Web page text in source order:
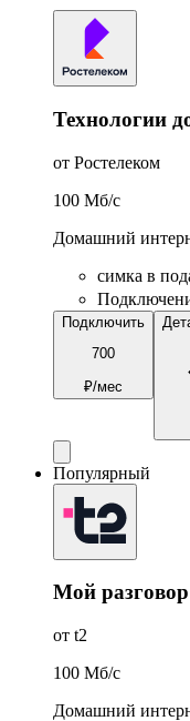
Технологии
от Ростелеком
100 Мб/c
Домашний
симка в
Подключить
700
₽/мес
Популярный
Мой разговор
от t2
100 Мб/c
Домашний